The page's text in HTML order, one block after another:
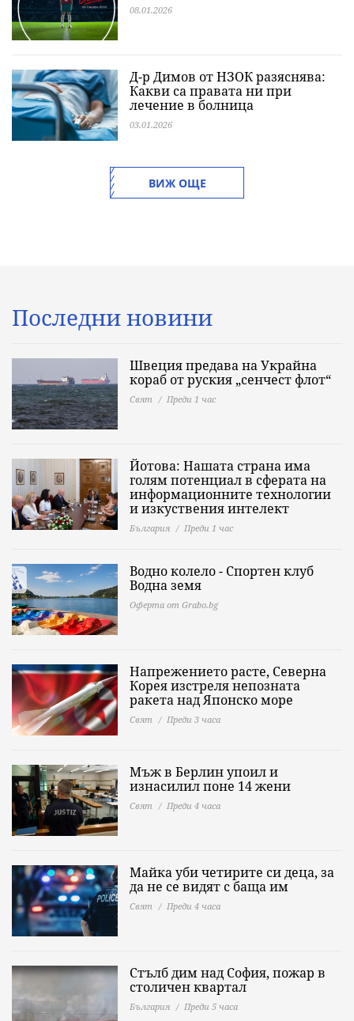
08.01.2026
Д-р Димов от НЗОК разяснява:
Какви са правата ни при
лечение в болница
03.01.2026
ВИЖ ОЩЕ
Последни новини
Швеция предава на Украйна
кораб от руския „сенчест флот“
Свят Преди 1 час
Йотова: Нашата страна има
голям потенциал в сферата на
информационните технологии
и изкуствения интелект
България Преди 1 час
Водно колело - Спортен клуб
Водна земя
Оферта от Grabo.bg
Напрежението расте, Северна
Корея изстреля непозната
ракета над Японско море
Свят Преди 3 часа
Мъж в Берлин упоил и
изнасилил поне 14 жени
Свят Преди 4 часа
Майка уби четирите си деца, за
да не се видят с баща им
Свят Преди 4 часа
Стълб дим над София, пожар в
столичен квартал
България Преди 5 часа